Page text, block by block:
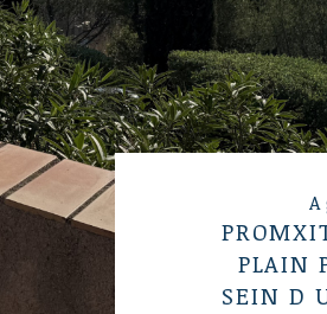
PLAIN
SEIN D